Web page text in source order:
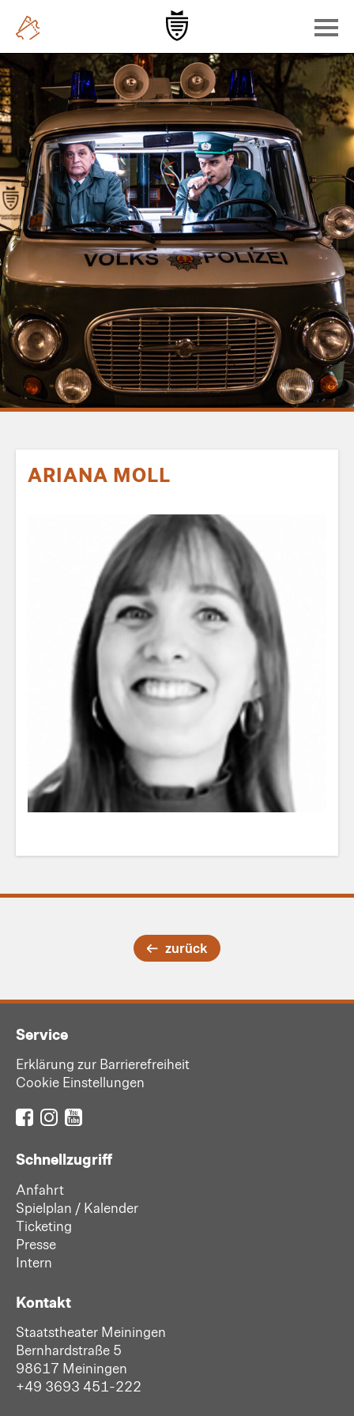
ARIANA MOLL
zurück
Service
Erklärung zur Barrierefreiheit
Cookie Einstellungen
Schnellzugriff
Anfahrt
Spielplan / Kalender
Ticketing
Presse
Intern
Kontakt
Staatstheater Meiningen
Bernhardstraße 5
98617 Meiningen
+49 3693 451-222